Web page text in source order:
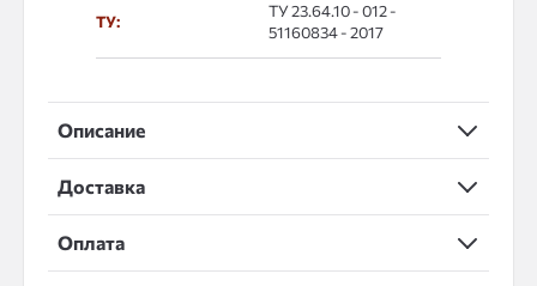
ТУ:
ТУ 23.64.10 - 012 -
51160834 - 2017
Описание
Доставка
Оплата